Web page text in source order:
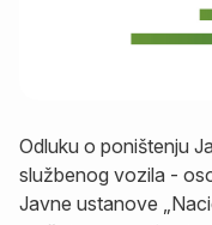
Odluku o poništenju
službenog vozila -
Javne ustanove